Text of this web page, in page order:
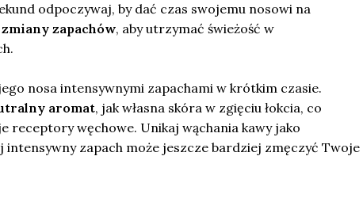
odpoczywaj, by dać czas swojemu nosowi na
zmiany zapachów, aby utrzymać świeżość w
nosa intensywnymi zapachami w krótkim czasie.
aromat, jak własna skóra w zgięciu łokcia, co
receptory węchowe. Unikaj wąchania kawy jako
zapach może jeszcze bardziej zmęczyć Twoje